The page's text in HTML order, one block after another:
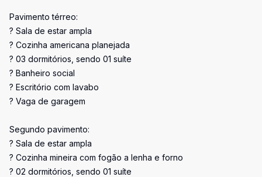
Pavimento térreo:
? Sala de estar ampla
? Cozinha americana planejada
? 03 dormitórios, sendo 01 suíte
? Banheiro social
? Escritório com lavabo
? Vaga de garagem
Segundo pavimento:
? Sala de estar ampla
? Cozinha mineira com fogão a lenha e forno
? 02 dormitórios, sendo 01 suíte